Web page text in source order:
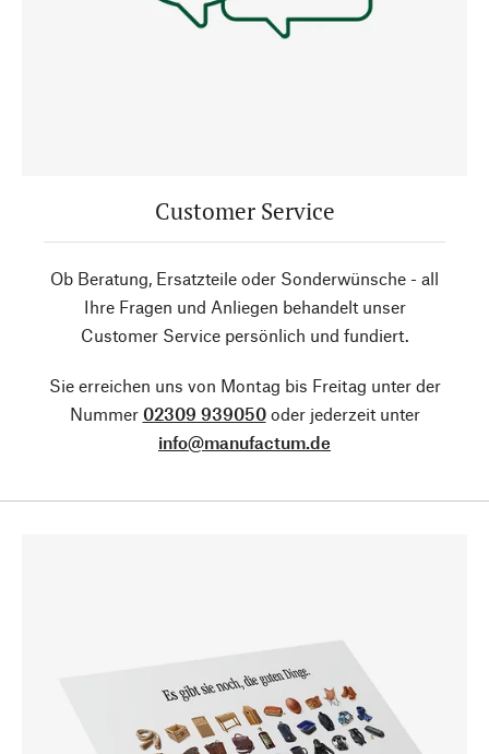
Customer Service
Ob Beratung, Ersatzteile oder Sonderwünsche - all
Ihre Fragen und Anliegen behandelt unser
Customer Service persönlich und fundiert.
Sie erreichen uns von Montag bis Freitag unter der
Nummer 02309 939050oder jederzeit unter
info@manufactum.de